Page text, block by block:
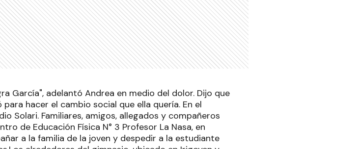
García", adelantó Andrea en medio del dolor. Dijo que
hacer el cambio social que ella quería. En el
Solari. Familiares, amigos, allegados y compañeros
de Educación Física N° 3 Profesor La Nasa, en
a la familia de la joven y despedir a la estudiante